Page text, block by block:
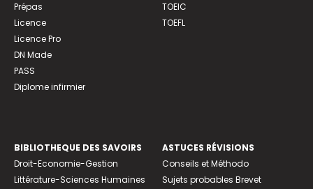
Prépas
Licence
Licence Pro
DN Made
PASS
Diplome infirmier
TOEIC
TOEFL
BIBLIOTHEQUE DES SAVOIRS
Droit-Economie-Gestion
Littérature-Sciences Humaines
ASTUCES RÉVISIONS
Conseils et Méthodo
Sujets probables Brevet